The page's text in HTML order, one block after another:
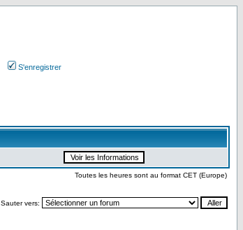
S'enregistrer
Toutes les heures sont au format CET (Europe)
Sauter vers: